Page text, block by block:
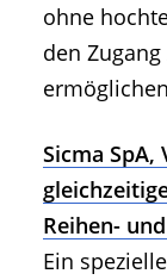
ohne
den
Sicma
Reihen-
Ein